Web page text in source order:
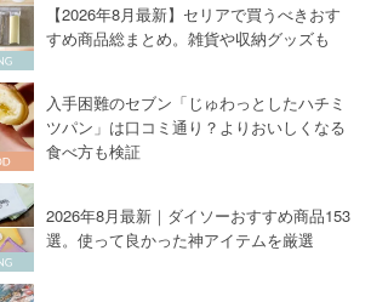
【2026年8月最新】セリアで買うべきおす
すめ商品総まとめ。雑貨や収納グッズも
入手困難のセブン「じゅわっとしたハチミ
ツパン」は口コミ通り？よりおいしくなる
食べ方も検証
2026年8月最新｜ダイソーおすすめ商品153
選。使って良かった神アイテムを厳選